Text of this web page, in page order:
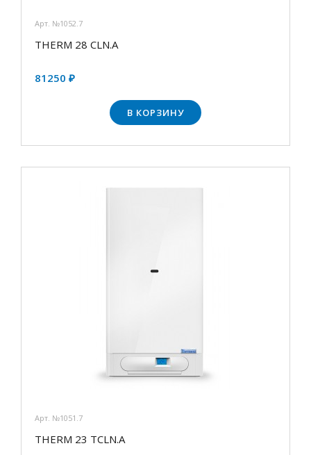
Арт. №1052.7
THERM 28 CLN.А
81250 ₽
В КОРЗИНУ
Арт. №1051.7
THERM 23 TCLN.А